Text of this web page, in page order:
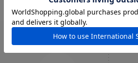
送料当社負担